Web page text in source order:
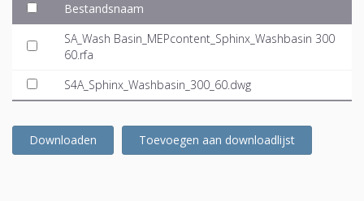
Bestandsnaam
SA_Wash Basin_MEPcontent_Sphinx_Washbasin 300
60.rfa
S4A_Sphinx_Washbasin_300_60.dwg
Downloaden Toevoegen aan downloadlijst